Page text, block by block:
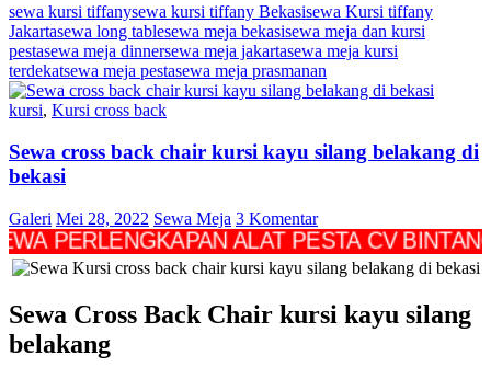
sewa kursi tiffanysewa kursi tiffany Bekasisewa Kursi tiffany
Jakartasewa long tablesewa meja bekasisewa meja dan kursi
pestasewa meja dinnersewa meja jakartasewa meja kursi
terdekatsewa meja pestasewa meja prasmanan
kursi, Kursi cross back
Sewa cross back chair kursi kayu silang belakang di
bekasi
Galeri Mei 28, 2022 Sewa Meja 3 Komentar
ALAT PESTA CV BINTANG JAYA
Sewa Cross Back Chair kursi kayu silang
belakang